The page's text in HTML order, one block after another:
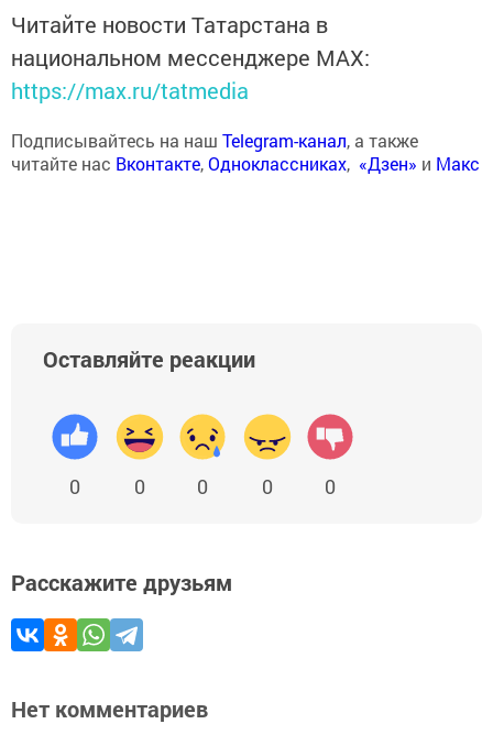
Читайте новости Татарстана в
национальном мессенджере MАХ:
https://max.ru/tatmedia
Подписывайтесь на наш Telegram-канал, а также
читайте нас Вконтакте,Одноклассниках, «Дзен» и Макс
Оставляйте реакции
0 0 0 0 0
Расскажите друзьям
Нет комментариев